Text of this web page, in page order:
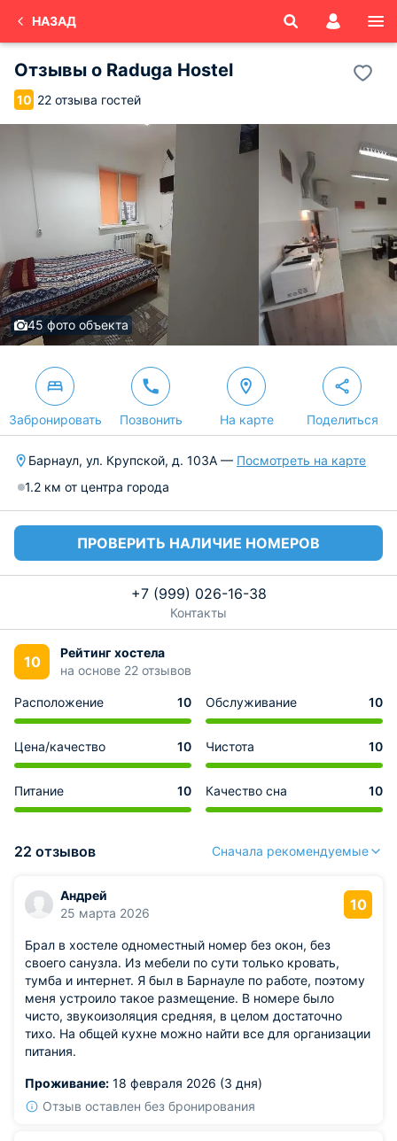
НАЗАД
Отзывы о Raduga Hostel
10 22 отзыва гостей
45 фото объекта
Забронировать Позвонить На карте Поделиться
Барнаул, ул. Крупской, д. 103А — Посмотреть на карте
1.2 км от центра города
ПРОВЕРИТЬ НАЛИЧИЕ НОМЕРОВ
+7 (999) 026-16-38
Контакты
10
Рейтинг хостела
на основе 22 отзывов
Расположение 10 Обслуживание 10
Цена/качество 10 Чистота 10
Питание 10 Качество сна 10
22 отзывов Сначала рекомендуемые
Андрей
25 марта 2026
10
Брал в хостеле одноместный номер без окон, без
своего санузла. Из мебели по сути только кровать,
тумба и интернет. Я был в Барнауле по работе, поэтому
меня устроило такое размещение. В номере было
чисто, звукоизоляция средняя, в целом достаточно
тихо. На общей кухне можно найти все для организации
питания.
Проживание: 18 февраля 2026 (3 дня)
Отзыв оставлен без бронирования